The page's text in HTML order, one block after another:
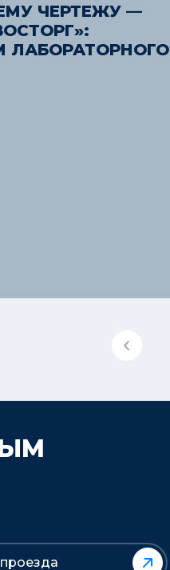
ЧЕРТЕЖУ —
ЛАБОРАТОРНОГО